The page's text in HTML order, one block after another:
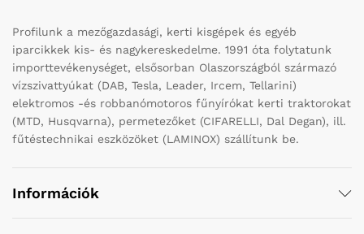
Profilunk a mezőgazdasági, kerti kisgépek és egyéb
iparcikkek kis- és nagykereskedelme. 1991 óta folytatunk
importtevékenységet, elsősorban Olaszországból származó
vízszivattyúkat (DAB, Tesla, Leader, Ircem, Tellarini)
elektromos -és robbanómotoros fűnyírókat kerti traktorokat
(MTD, Husqvarna), permetezőket (CIFARELLI, Dal Degan), ill.
fűtéstechnikai eszközöket (LAMINOX) szállítunk be.
Információk